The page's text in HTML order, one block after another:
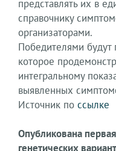
представлять их в
справочнику
организаторами.
Победителями
которое
интегральному
выявленных
Источник по ссылке
Опубликована
генетических